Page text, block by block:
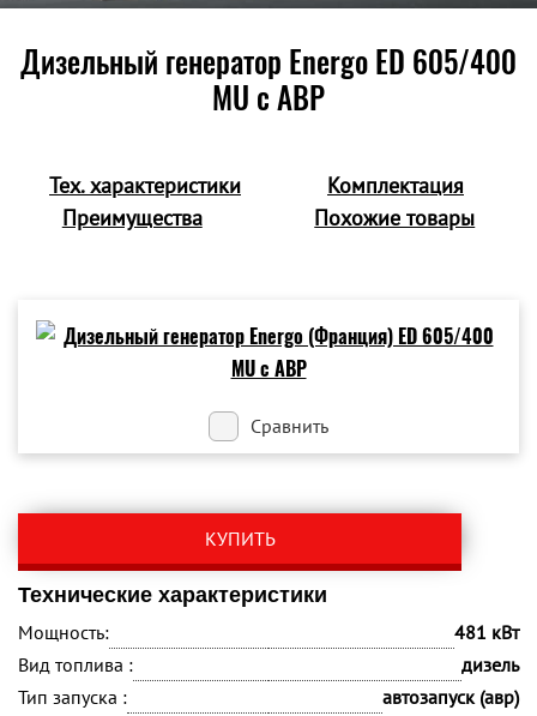
Дизельный генератор Energo ED 605/400
MU c АВР
Тех. характеристики
Комплектация
Преимущества
Похожие товары
Сравнить
КУПИТЬ
Технические характеристики
Мощность:
481 кВт
Вид топлива :
дизель
Тип запуска :
автозапуск (авр)